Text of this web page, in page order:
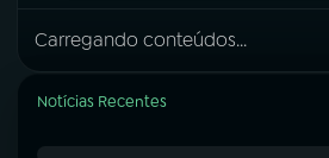
Carregando conteúdos...
Notícias Recentes